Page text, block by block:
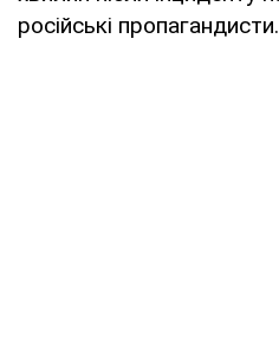
російські пропагандисти.